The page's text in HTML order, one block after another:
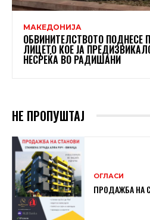
МАКЕДОНИЈА
ОБВИНИТЕЛСТВОТО ПОДНЕСЕ
ЛИЦЕТО КОЕ ЈА
НЕСРЕЌА ВО РАДИШАНИ
НЕ ПРОПУШТАЈ
ОГЛАСИ
ПРОДАЖБА НА